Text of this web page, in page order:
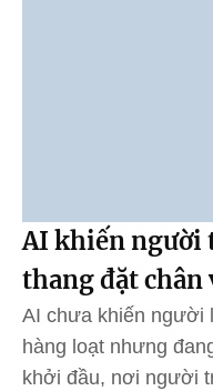
AI khiến người
thang đặt chân
AI chưa khiến người
hàng loạt nhưng
khởi đầu, nơi người